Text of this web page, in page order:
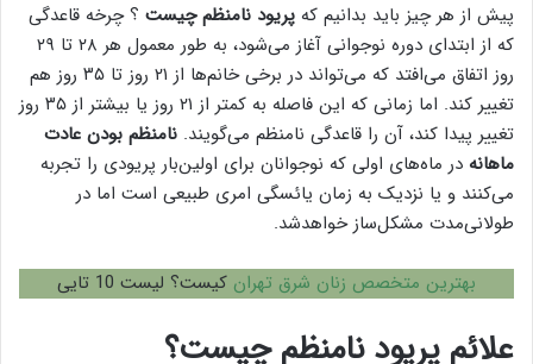
پیش از هر چیز باید بدانیم که پریود نامنظم چیست ؟ چرخه قاعدگی
که از ابتدای دوره نوجوانی آغاز می‌شود، به طور معمول هر ۲۸ تا ۲۹
روز اتفاق می‌افتد که می‌تواند در برخی خانم‌ها از ۲۱ روز تا ۳۵ روز هم
تغییر کند. اما زمانی که این فاصله به کمتر از ۲۱ روز یا بیشتر از ۳۵ روز
تغییر پیدا کند، آن را قاعدگی نامنظم می‌گویند. نامنظم بودن عادت
ماهانه در ماه‌های اولی که نوجوانان برای اولین‌بار پریودی را تجربه
می‌کنند و یا نزدیک به زمان یائسگی امری طبیعی است اما در
طولانی‌مدت مشکل‌ساز خواهدشد.
بهترین متخصص زنان شرق تهران کیست؟ لیست 10 تایی
علائم پریود نامنظم چیست؟